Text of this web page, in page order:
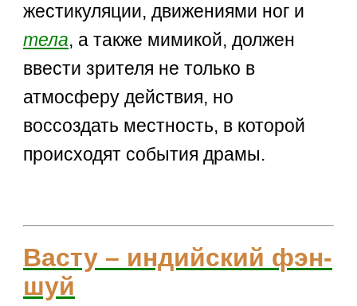
жестикуляции, движениями ног и
тела, а также мимикой, должен
ввести зрителя не только в
атмосферу действия, но
воссоздать местность, в которой
происходят события драмы.
Васту – индийский фэн-
шуй